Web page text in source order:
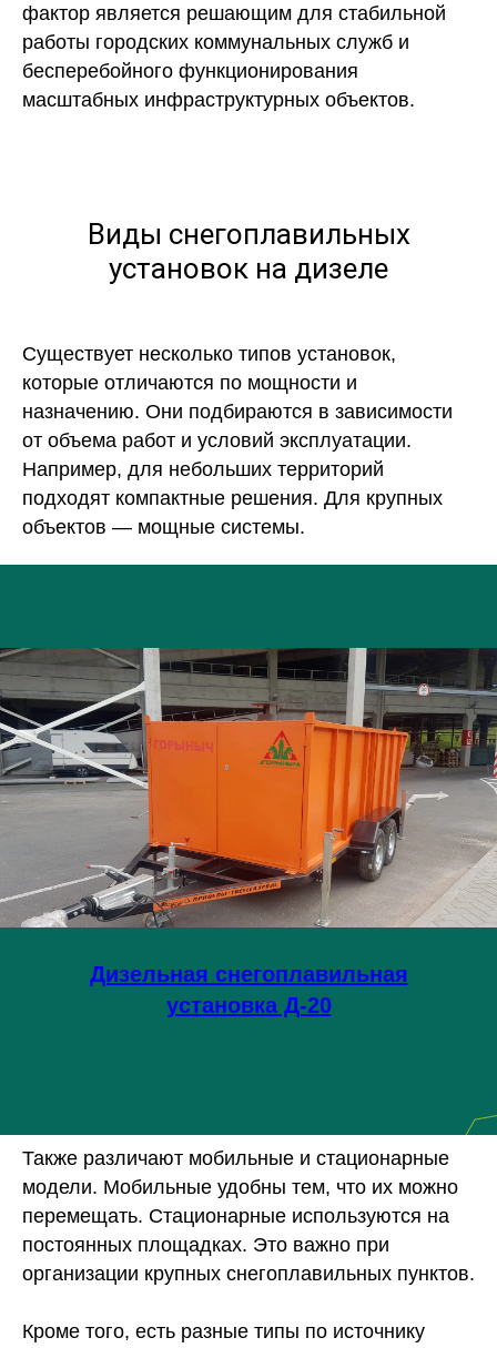
фактор является решающим для стабильной
работы городских коммунальных служб и
бесперебойного функционирования
масштабных инфраструктурных объектов.
Виды снегоплавильных
установок на дизеле
Существует несколько типов установок,
которые отличаются по мощности и
назначению. Они подбираются в зависимости
от объема работ и условий эксплуатации.
Например, для небольших территорий
подходят компактные решения. Для крупных
объектов — мощные системы.
Дизельная снегоплавильная
установка Д-20
Также различают мобильные и стационарные
модели. Мобильные удобны тем, что их можно
перемещать. Стационарные используются на
постоянных площадках. Это важно при
организации крупных снегоплавильных пунктов.
Кроме того, есть разные типы по источнику